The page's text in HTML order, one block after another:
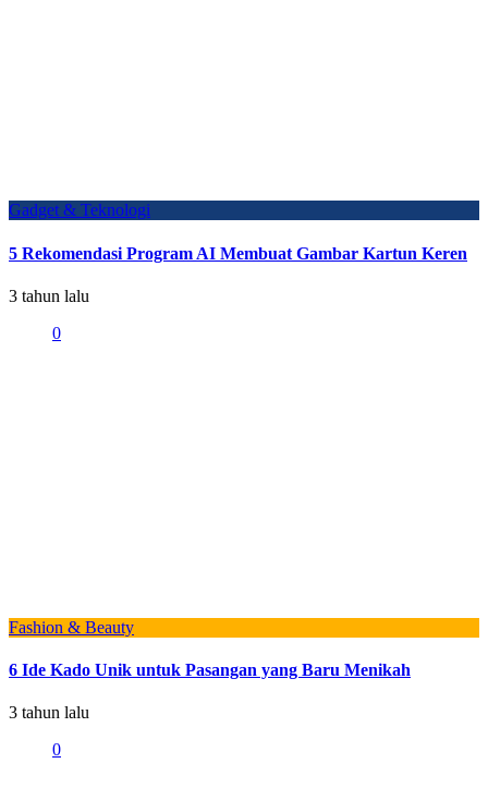
Gadget & Teknologi
5 Rekomendasi Program AI Membuat Gambar Kartun Keren
3 tahun lalu
0
Fashion & Beauty
6 Ide Kado Unik untuk Pasangan yang Baru Menikah
3 tahun lalu
0